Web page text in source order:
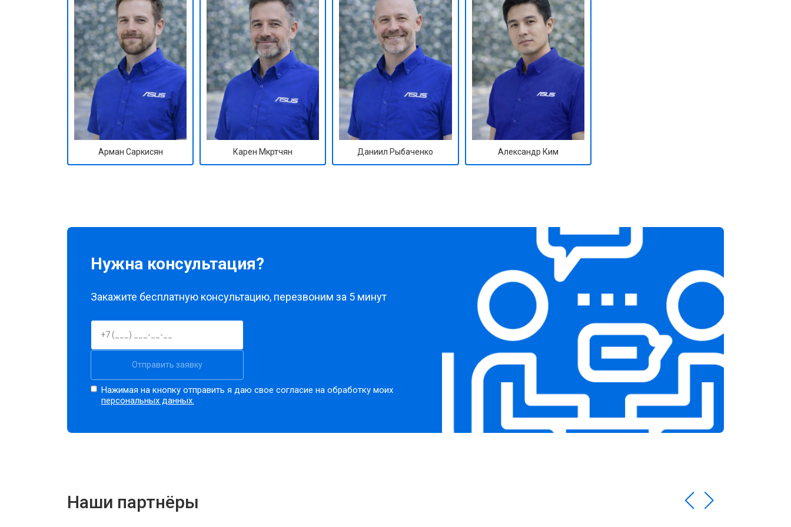
Замена оперативной памяти от 50 мин от 1100 ₽
Прошивка BIOS от 50 мин от 1500 ₽
Замена северного моста от 100 мин от 3500 ₽
Ремонт петель от 70 мин от 3990 ₽
Арман Саркисян Карен Мкртчян Даниил Рыбаченко Александр Ким
Нужна консультация?
Закажите бесплатную консультацию, перезвоним за 5 минут
Отправить заявку
Нажимая на кнопку отправить я даю свое согласие на обработку моих
персональных данных.
Наши партнёры